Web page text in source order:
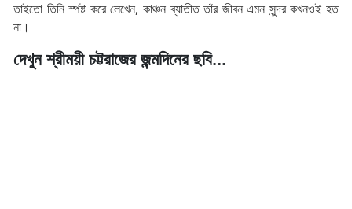
তাইতো তিনি স্পষ্ট করে লেখেন, কাঞ্চন ব্যাতীত তাঁর জীবন এমন সুন্দর কখনওই হত
না।
দেখুন শ্রীময়ী চট্টরাজের জন্মদিনের ছবি...